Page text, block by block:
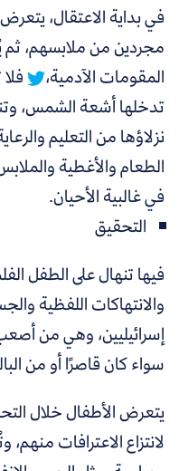
في بداية الاعتقال،
مجردين من ملابسهم، ثم
المقومات الآدمية،
فلا
تدخلها أشعة الشمس،
نزلاؤها من التعليم
الطعام والأغطية
في غالبية الأحيان.
التحقيق
فيها تنهال على الطفل
والانتهاكات اللفظية
إسرائيليين، وهي من
سواء كان قاصرًا أو من
يتعرض الأطفال خلال
لانتزاع الاعترافات